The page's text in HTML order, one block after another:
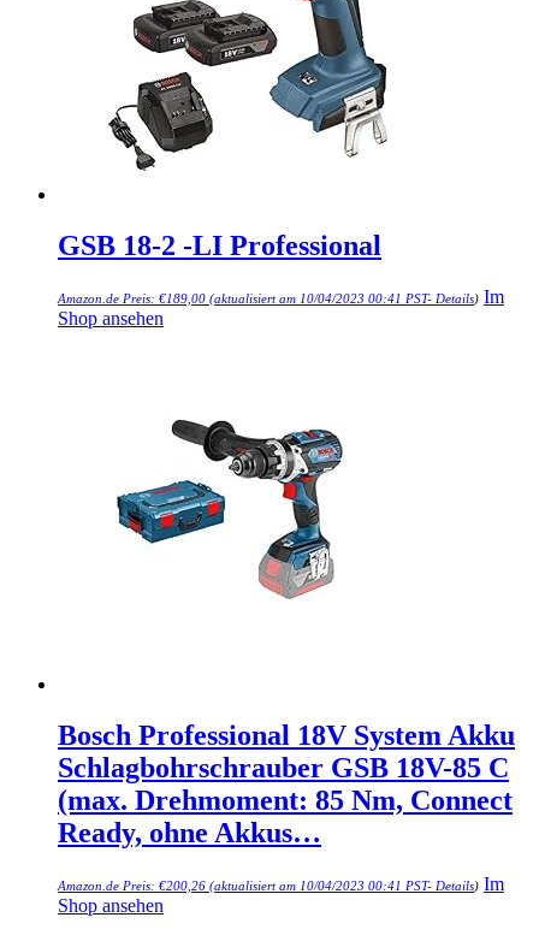
GSB 18-2 -LI Professional
Amazon.de Preis: €189,00 (aktualisiert am 10/04/2023 00:41 PST- Details) Im
Shop ansehen
Bosch Professional 18V System Akku
Schlagbohrschrauber GSB 18V-85 C
(max. Drehmoment: 85 Nm, Connect
Ready, ohne Akkus…
Amazon.de Preis: €200,26 (aktualisiert am 10/04/2023 00:41 PST- Details) Im
Shop ansehen